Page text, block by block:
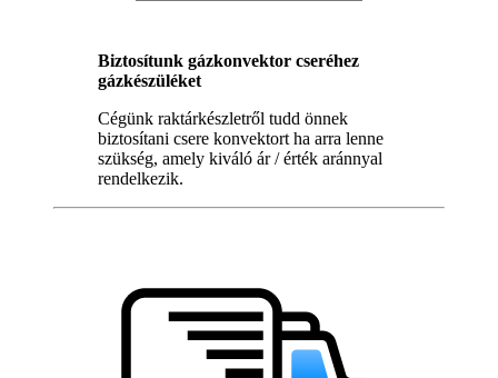
Biztosítunk gázkonvektor cseréhez
gázkészüléket
Cégünk raktárkészletről tudd önnek
biztosítani csere konvektort ha arra lenne
szükség, amely kiváló ár / érték aránnyal
rendelkezik.